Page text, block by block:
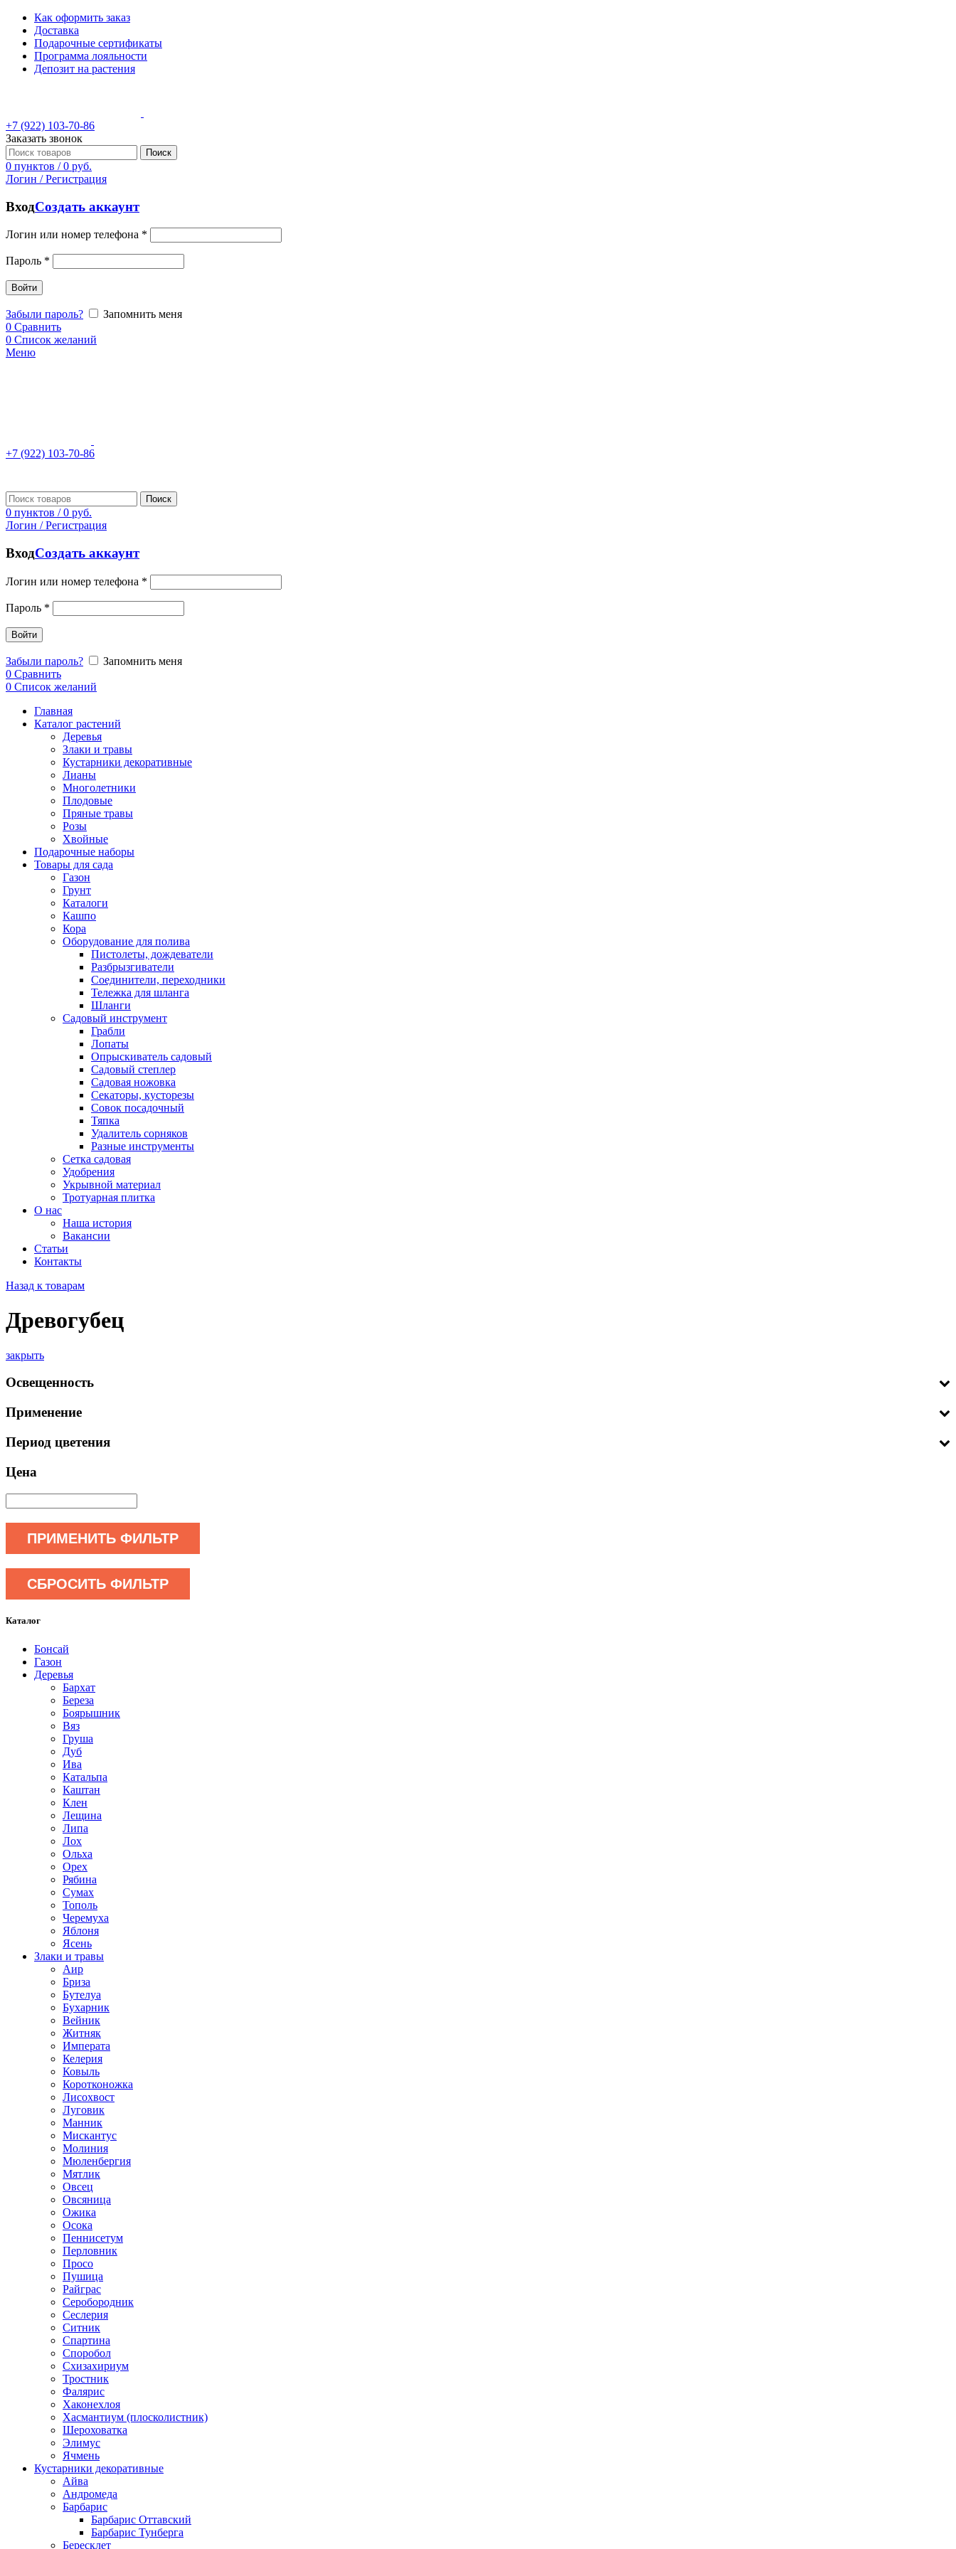
Как оформить заказ
Доставка
Подарочные сертификаты
Программа лояльности
Депозит на растения
+7 (922) 103-70-86
Заказать звонок
Поиск
0 пунктов / 0 руб.
Логин / Регистрация
ВходСоздать аккаунт
Логин или номер телефона *
Пароль *
Войти
Забыли пароль?
Запомнить меня
0 Сравнить
0 Список желаний
Меню
+7 (922) 103-70-86
Поиск
0 пунктов / 0 руб.
Логин / Регистрация
ВходСоздать аккаунт
Логин или номер телефона *
Пароль *
Войти
Забыли пароль?
Запомнить меня
0 Сравнить
0 Список желаний
Главная
Каталог растений
Деревья
Злаки и травы
Кустарники декоративные
Лианы
Многолетники
Плодовые
Пряные травы
Розы
Хвойные
Подарочные наборы
Товары для сада
Газон
Грунт
Каталоги
Кашпо
Кора
Оборудование для полива
Пистолеты, дождеватели
Разбрызгиватели
Соединители, переходники
Тележка для шланга
Шланги
Садовый инструмент
Грабли
Лопаты
Опрыскиватель садовый
Садовый степлер
Садовая ножовка
Секаторы, кусторезы
Совок посадочный
Тяпка
Удалитель сорняков
Разные инструменты
Сетка садовая
Удобрения
Укрывной материал
Тротуарная плитка
О нас
Наша история
Вакансии
Статьи
Контакты
Назад к товарам
Древогубец
закрыть
Освещенность
Применение
Период цветения
Цена
ПРИМЕНИТЬ ФИЛЬТР
СБРОСИТЬ ФИЛЬТР
Каталог
Бонсай
Газон
Деревья
Бархат
Береза
Боярышник
Вяз
Груша
Дуб
Ива
Катальпа
Каштан
Клен
Лещина
Липа
Лох
Ольха
Орех
Рябина
Сумах
Тополь
Черемуха
Яблоня
Ясень
Злаки и травы
Аир
Бриза
Бутелуа
Бухарник
Вейник
Житняк
Императа
Келерия
Ковыль
Коротконожка
Лисохвост
Луговик
Манник
Мискантус
Молиния
Мюленбергия
Мятлик
Овсец
Овсяница
Ожика
Осока
Пеннисетум
Перловник
Просо
Пушица
Райграс
Серобородник
Сеслерия
Ситник
Спартина
Споробол
Схизахириум
Тростник
Фалярис
Хаконехлоя
Хасмантиум (плосколистник)
Шероховатка
Элимус
Ячмень
Кустарники декоративные
Айва
Андромеда
Барбарис
Барбарис Оттавский
Барбарис Тунберга
Бересклет